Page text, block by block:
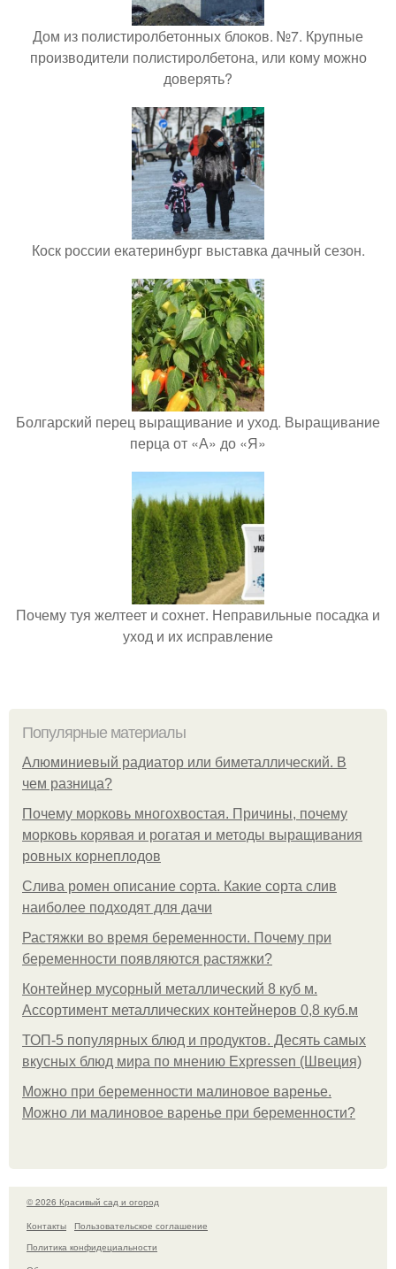
Дом из полистиролбетонных блоков. №7. Крупные
производители полистиролбетона, или кому можно
доверять?
Коск россии екатеринбург выставка дачный сезон.
Болгарский перец выращивание и уход. Выращивание
перца от «А» до «Я»
Почему туя желтеет и сохнет. Неправильные посадка и
уход и их исправление
Популярные материалы
Алюминиевый радиатор или биметаллический. В
чем разница?
Почему морковь многохвостая. Причины, почему
морковь корявая и рогатая и методы выращивания
ровных корнеплодов
Слива ромен описание сорта. Какие сорта слив
наиболее подходят для дачи
Растяжки во время беременности. Почему при
беременности появляются растяжки?
Контейнер мусорный металлический 8 куб м.
Ассортимент металлических контейнеров 0,8 куб.м
ТОП-5 популярных блюд и продуктов. Десять самых
вкусных блюд мира по мнению Expressen (Швеция)
Можно при беременности малиновое варенье.
Можно ли малиновое варенье при беременности?
© 2026 Красивый сад и огород
Контакты
Пользовательское соглашение
Политика конфидециальности